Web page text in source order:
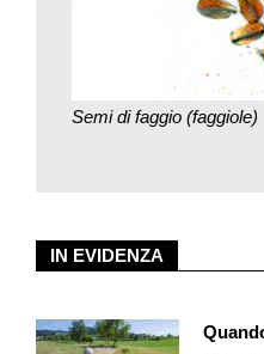
ecologiche ottimali di
l’altitudine, l’esposizione (e
suolo, l’apporto di acqua, di
Parliamo di salici, pioppi,
accompagnato magari dal
formazioni arboree registra
Vocazione che è lo specchio
IN EVIDENZA
Semi di faggio (faggiole)